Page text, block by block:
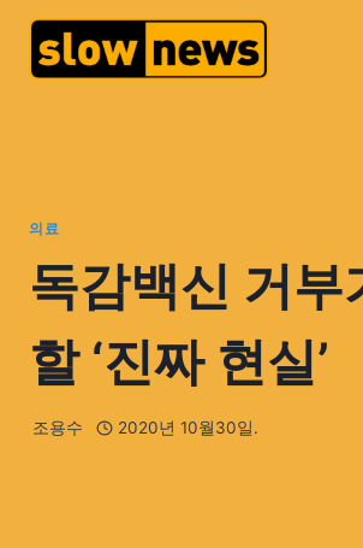
의료
독감백신 거부
할 ‘진짜 현실’
조용수 2020년 10월30일.